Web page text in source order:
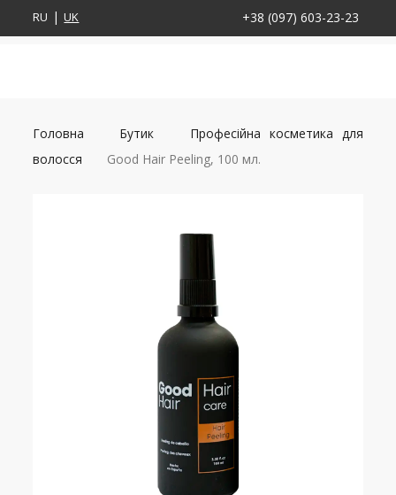
RU UK +38 (097) 603-23-23
Головна Бутик
Професійна косметика для
волосся
Good Hair Peeling, 100 мл.